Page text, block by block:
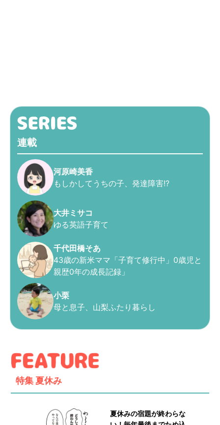
連載
河原崎美香
もしかしてうちの子、発達障害!?
大井ミサコ
ゆる英語子育て
千代田橋そあ
43歳の新米ママ「子育て修行中」0歳児と
親歴0年の成長記録」
小栗
母と息子、山梨ふたり暮らし
特集 夏休み
夏休みの宿題が終わらな